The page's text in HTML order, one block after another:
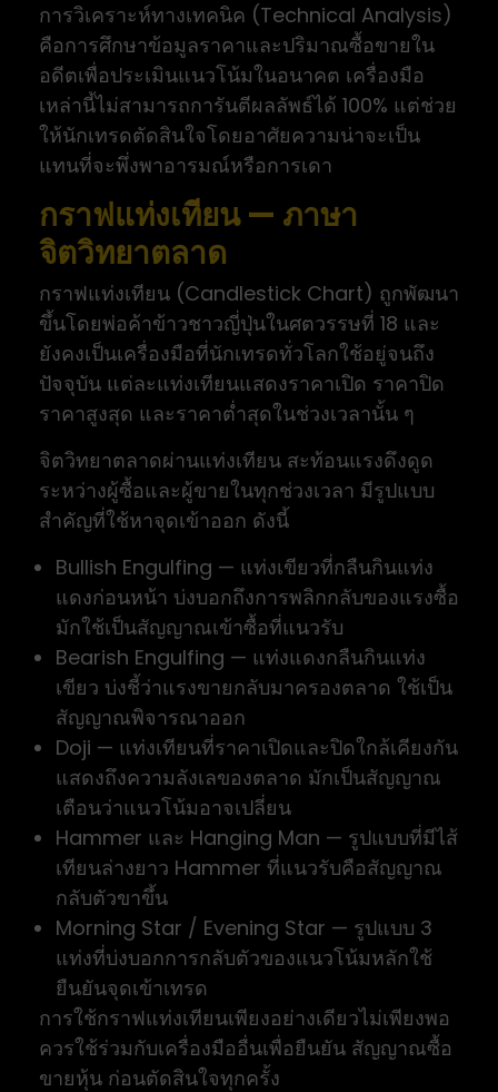
การวิเคราะห์ทางเทคนิค (Technical Analysis)
คือการศึกษาข้อมูลราคาและปริมาณซื้อขายใน
อดีตเพื่อประเมินแนวโน้มในอนาคต เครื่องมือ
เหล่านี้ไม่สามารถการันตีผลลัพธ์ได้ 100% แต่ช่วย
ให้นักเทรดตัดสินใจโดยอาศัยความน่าจะเป็น
แทนที่จะพึ่งพาอารมณ์หรือการเดา
กราฟแท่งเทียน — ภาษา
จิตวิทยาตลาด
กราฟแท่งเทียน (Candlestick Chart) ถูกพัฒนา
ขึ้นโดยพ่อค้าข้าวชาวญี่ปุ่นในศตวรรษที่ 18 และ
ยังคงเป็นเครื่องมือที่นักเทรดทั่วโลกใช้อยู่จนถึง
ปัจจุบัน แต่ละแท่งเทียนแสดงราคาเปิด ราคาปิด
ราคาสูงสุด และราคาต่ำสุดในช่วงเวลานั้น ๆ
จิตวิทยาตลาดผ่านแท่งเทียน สะท้อนแรงดึงดูด
ระหว่างผู้ซื้อและผู้ขายในทุกช่วงเวลา มีรูปแบบ
สำคัญที่ใช้หาจุดเข้าออก ดังนี้
Bullish Engulfing — แท่งเขียวที่กลืนกินแท่ง
แดงก่อนหน้า บ่งบอกถึงการพลิกกลับของแรงซื้อ
มักใช้เป็นสัญญาณเข้าซื้อที่แนวรับ
Bearish Engulfing — แท่งแดงกลืนกินแท่ง
เขียว บ่งชี้ว่าแรงขายกลับมาครองตลาด ใช้เป็น
สัญญาณพิจารณาออก
Doji — แท่งเทียนที่ราคาเปิดและปิดใกล้เคียงกัน
แสดงถึงความลังเลของตลาด มักเป็นสัญญาณ
เตือนว่าแนวโน้มอาจเปลี่ยน
Hammer และ Hanging Man — รูปแบบที่มีไส้
เทียนล่างยาว Hammer ที่แนวรับคือสัญญาณ
กลับตัวขาขึ้น
Morning Star / Evening Star — รูปแบบ 3
แท่งที่บ่งบอกการกลับตัวของแนวโน้มหลักใช้
ยืนยันจุดเข้าเทรด
การใช้กราฟแท่งเทียนเพียงอย่างเดียวไม่เพียงพอ
ควรใช้ร่วมกับเครื่องมืออื่นเพื่อยืนยัน สัญญาณซื้อ
ขายหุ้น ก่อนตัดสินใจทุกครั้ง